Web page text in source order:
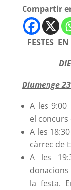
Compartir
FESTES
Diumenge
A les 9:00
el concurs
A les
càrrec de
A les
la festa.